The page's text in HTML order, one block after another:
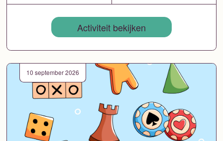
Activiteit bekijken
10 september 2026